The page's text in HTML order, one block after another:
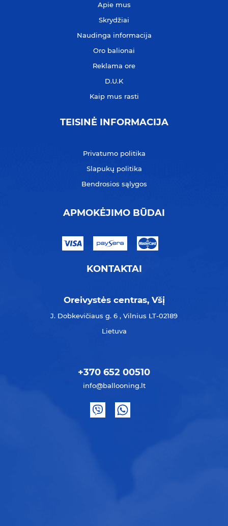
Apie mus
Skrydžiai
Naudinga informacija
Oro balionai
Reklama ore
D.U.K
Kaip mus rasti
TEISINĖ INFORMACIJA
Privatumo politika
Slapukų politika
Bendrosios sąlygos
APMOKĖJIMO BŪDAI
KONTAKTAI
Oreivystės centras, Všį
J. Dobkevičiaus g. 6 , Vilnius LT-02189
Lietuva
+370 652 00510
info@ballooning.lt